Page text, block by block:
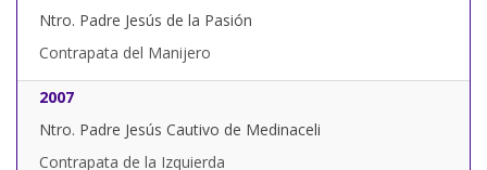
Ntro. Padre Jesús de la Pasión
Contrapata del Manijero
2007
Ntro. Padre Jesús Cautivo de Medinaceli
Contrapata de la Izquierda